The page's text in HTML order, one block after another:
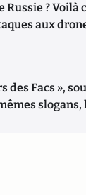
Russie ? Voilà
aux
des Facs »,